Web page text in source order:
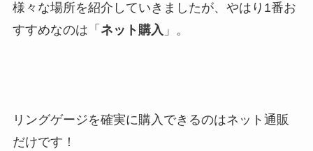
様々な場所を紹介していきましたが、やはり1番お
すすめなのは「 ネット購入 」。
リングゲージを確実に購入できるのはネット通販
だけです！